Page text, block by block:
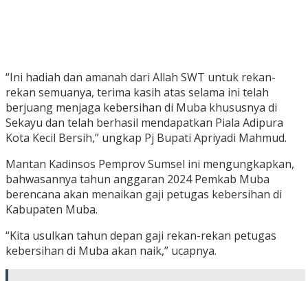
“Ini hadiah dan amanah dari Allah SWT untuk rekan-
rekan semuanya, terima kasih atas selama ini telah
berjuang menjaga kebersihan di Muba khususnya di
Sekayu dan telah berhasil mendapatkan Piala Adipura
Kota Kecil Bersih,” ungkap Pj Bupati Apriyadi Mahmud.
Mantan Kadinsos Pemprov Sumsel ini mengungkapkan,
bahwasannya tahun anggaran 2024 Pemkab Muba
berencana akan menaikan gaji petugas kebersihan di
Kabupaten Muba.
“Kita usulkan tahun depan gaji rekan-rekan petugas
kebersihan di Muba akan naik,” ucapnya.